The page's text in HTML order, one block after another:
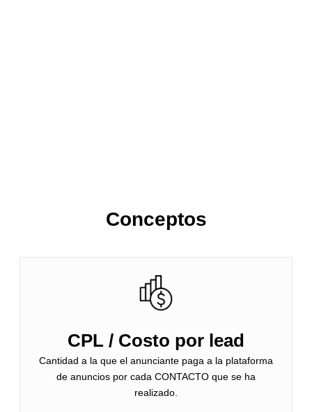
Conceptos
CPL / Costo por lead
Cantidad a la que el anunciante paga a la plataforma
de anuncios por cada CONTACTO que se ha
realizado.